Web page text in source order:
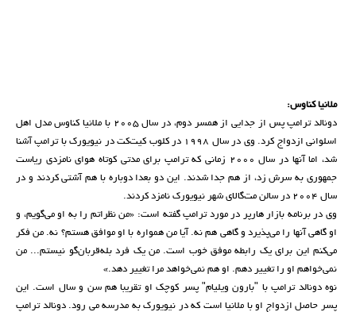
ملانیا کناوس:
دونالد ترامپ پس از جدایی از همسر دوم، در سال 2005 با ملانیا کناوس مدل اهل
اسلوانی ازدواج کرد. وی در سال 1998 در کلوب کیت‌کت در نیویورک با ترامپ آشنا
شد، اما آنها در سال 2000 زمانی که ترامپ برای مدتی کوتاه هوای نامزدی ریاست
جمهوری به سرش زد، از هم جدا شدند. این دو بعدا دوباره با هم آشتی کردند و در
سال 2004 در سالن مت‌گالای شهر نیویورک نامزد کردند.
وی در برنامه بازار هارپر در مورد ترامپ گفته است: «من نظراتم را به او می‌گویم، و
او گاهی آنها را می‌پذیرد و گاهی هم نه. آیا من همواره با او موافق هستم؟ نه. من فکر
می‌کنم این برای یک رابطه موفق خوب است. من یک فرد بله‌قربان‌گو نیستم... من
نمی‌خواهم او را تغییر دهم. او هم نمی‌خواهد مرا تغییر دهد.»
نوه دونالد ترامپ با "بارون ویلیام" پسر کوچک او تقریبا هم سن و سال است. این
پسر حاصل ازدواج او با ملانیا است که در نیویورک به مدرسه می رود. دونالد ترامپ